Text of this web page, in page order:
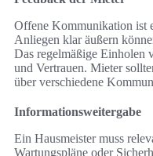
Offene Kommunikation ist
Anliegen klar äußern
Das regelmäßige Einholen
und Vertrauen. Mieter
über verschiedene
Informationsweitergabe
Ein Hausmeister muss
Wartungspläne oder